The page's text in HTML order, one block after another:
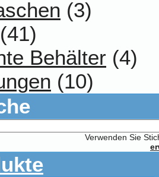
(3)
(41)
Behälter (4)
(10)
Verwenden Sie